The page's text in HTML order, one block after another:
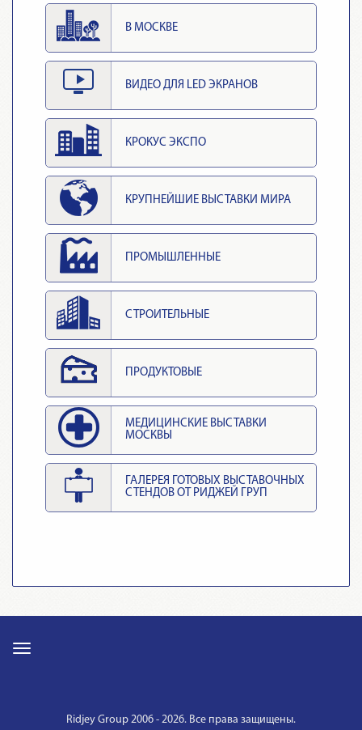
В МОСКВЕ
ВИДЕО ДЛЯ LED ЭКРАНОВ
КРОКУС ЭКСПО
КРУПНЕЙШИЕ ВЫСТАВКИ МИРА
ПРОМЫШЛЕННЫЕ
СТРОИТЕЛЬНЫЕ
ПРОДУКТОВЫЕ
МЕДИЦИНСКИЕ ВЫСТАВКИ
МОСКВЫ
ГАЛЕРЕЯ ГОТОВЫХ ВЫСТАВОЧНЫХ
СТЕНДОВ ОТ РИДЖЕЙ ГРУП
Ridjey Group 2006 - 2026. Все права защищены.